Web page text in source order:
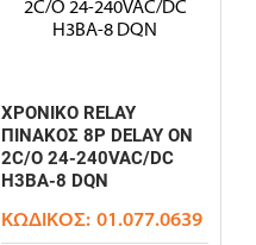
ΧΡΟΝΙΚΟ RELAY
ΠΙΝΑΚΟΣ 8P DELAY ON
2C/O 24-240VAC/DC
H3BA-8 DQN
ΚΩΔΙΚΌΣ: 01.077.0639